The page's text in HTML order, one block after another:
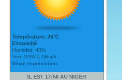
Température: 35°C
Ensoleillé
Humidité: 40%
Vent: WSW à 19km/h
Détail et prévisions
IL EST 17:56 AU NIGER